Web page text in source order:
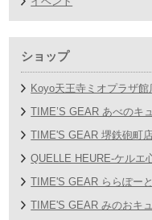
ショップ
Koyo天王寺ミオプラザ館
TIME’S GEAR あべのキ
TIME'S GEAR 堺鉄砲町
QUELLE HEURE-ケルエ
TIME'S GEAR ららぽー
TIME'S GEAR みのおキ